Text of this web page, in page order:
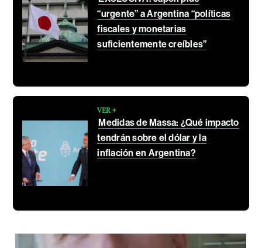
“urgente” a Argentina “políticas
fiscales y monetarias
suficientemente creíbles”
VER +
Medidas de Massa: ¿Qué impacto
tendrán sobre el dólar y la
inflación en Argentina?